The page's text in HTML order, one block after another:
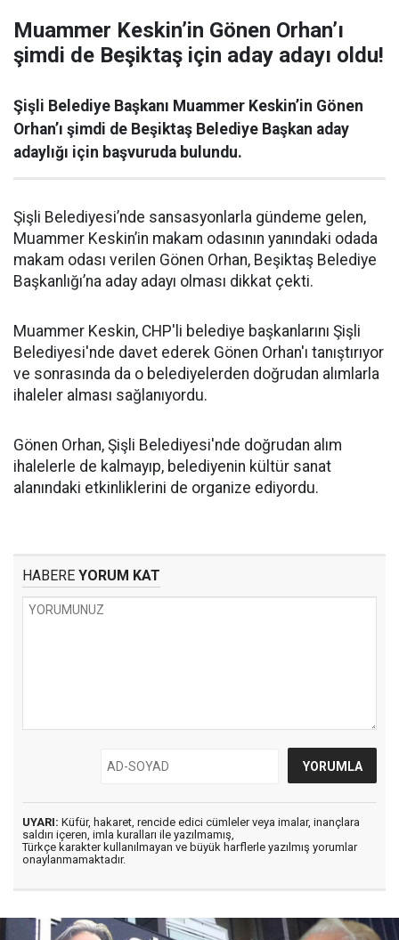
Muammer Keskin’in Gönen Orhan’ı
şimdi de Beşiktaş için aday adayı oldu!
Şişli Belediye Başkanı Muammer Keskin’in Gönen
Orhan’ı şimdi de Beşiktaş Belediye Başkan aday
adaylığı için başvuruda bulundu.
Şişli Belediyesi’nde sansasyonlarla gündeme gelen,
Muammer Keskin’in makam odasının yanındaki odada
makam odası verilen Gönen Orhan, Beşiktaş Belediye
Başkanlığı’na aday adayı olması dikkat çekti.
Muammer Keskin, CHP'li belediye başkanlarını Şişli
Belediyesi'nde davet ederek Gönen Orhan'ı tanıştırıyor
ve sonrasında da o belediyelerden doğrudan alımlarla
ihaleler alması sağlanıyordu.
Gönen Orhan, Şişli Belediyesi'nde doğrudan alım
ihalelerle de kalmayıp, belediyenin kültür sanat
alanındaki etkinliklerini de organize ediyordu.
HABERE YORUM KAT
UYARI: Küfür, hakaret, rencide edici cümleler veya imalar, inançlara
saldırı içeren, imla kuralları ile yazılmamış,
Türkçe karakter kullanılmayan ve büyük harflerle yazılmış yorumlar
onaylanmamaktadır.